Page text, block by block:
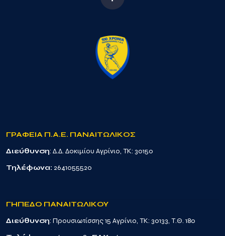
ΓΡΑΦΕΙΑ Π.Α.Ε. ΠΑΝΑΙΤΩΛΙΚΟΣ
Διεύθυνση: Δ.Δ. Δοκιμίου Αγρίνιο, TK: 30150
Τηλέφωνα: 2641055520
ΓΗΠΕΔΟ ΠΑΝΑΙΤΩΛΙΚΟΥ
Διεύθυνση: Προυσιωτίσσης 15 Αγρίνιο, TK: 30133, Τ.Θ. 180